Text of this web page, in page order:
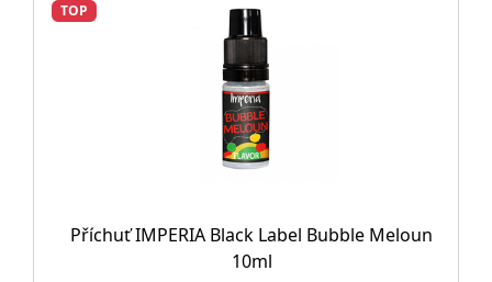
TOP
Příchuť IMPERIA Black Label Bubble Meloun
10ml